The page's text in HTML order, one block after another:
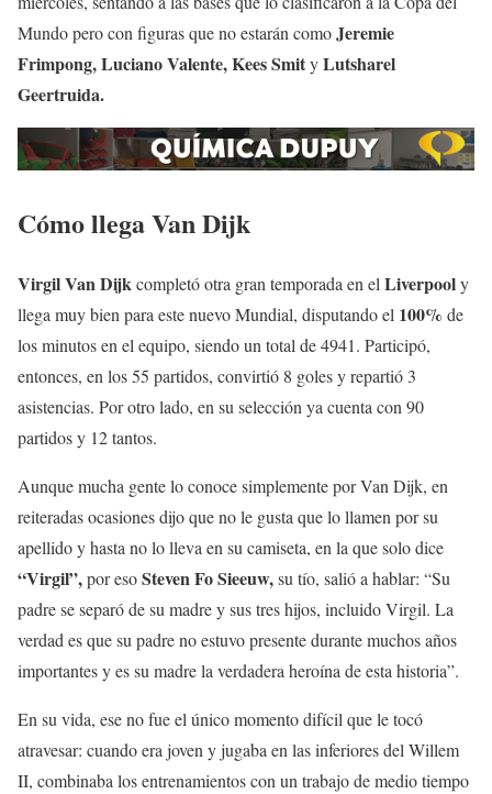
Mundo pero con figuras que no estarán comoJeremie
Frimpong, Luciano Valente, Kees SmityLutsharel
Geertruida.
Cómo llega Van Dijk
VirgilVan Dijkcompletó otra gran temporada en elLiverpooly
llega muy bien para este nuevo Mundial, disputando el 100% de
los minutos en el equipo, siendo un total de 4941. Participó,
entonces, en los 55 partidos, convirtió 8 goles y repartió 3
asistencias. Por otro lado, en su selección ya cuenta con 90
partidos y 12 tantos.
Aunque mucha gente lo conoce simplemente por Van Dijk, en
reiteradas ocasiones dijo que no le gusta que lo llamen por su
apellido y hasta no lo lleva en su camiseta, en la que solo dice
“Virgil”,por esoSteven Fo Sieeuw,su tío, salió a hablar: “Su
padre se separó de su madre y sus tres hijos, incluido Virgil. La
verdad es que su padre no estuvo presente durante muchos años
importantes y es su madre la verdadera heroína de esta historia”.
En su vida, ese no fue el único momento difícil que le tocó
atravesar: cuando era joven y jugaba en las inferiores del Willem
II, combinaba los entrenamientos con un trabajo de medio tiempo